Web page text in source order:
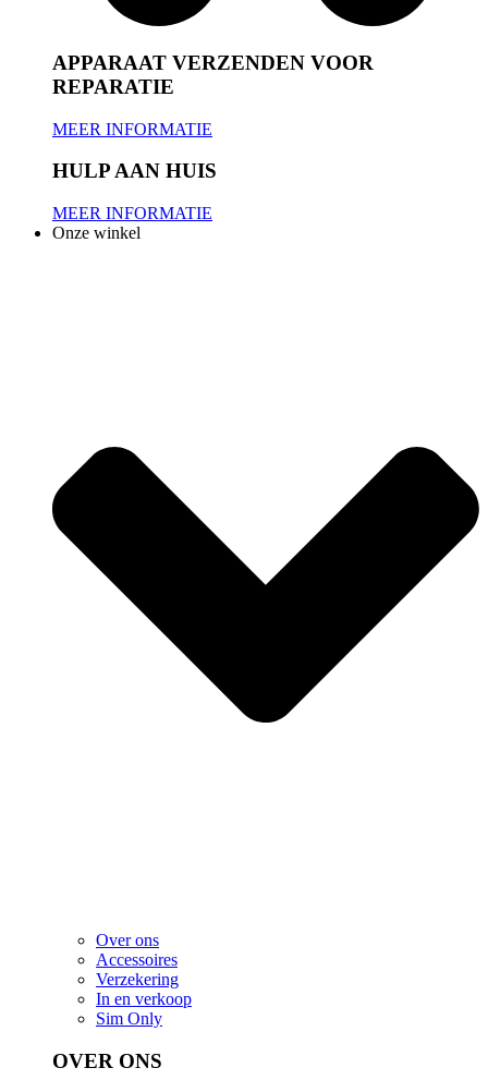
APPARAAT VERZENDEN VOOR
REPARATIE
MEER INFORMATIE
HULP AAN HUIS
MEER INFORMATIE
Onze winkel
Over ons
Accessoires
Verzekering
In en verkoop
Sim Only
OVER ONS